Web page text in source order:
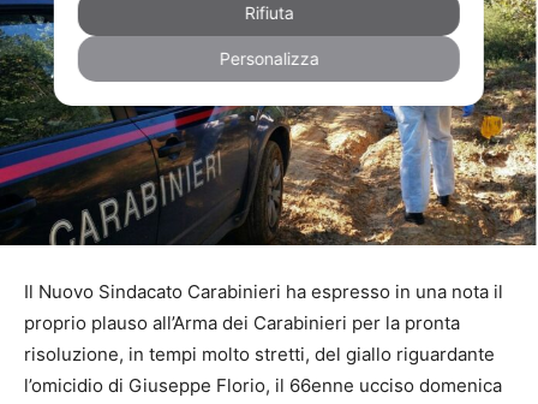
Il Nuovo Sindacato Carabinieri ha espresso in una nota il
proprio plauso all’Arma dei Carabinieri per la pronta
risoluzione, in tempi molto stretti, del giallo riguardante
l’omicidio di Giuseppe Florio, il 66enne ucciso domenica
Rifiuta
Personalizza